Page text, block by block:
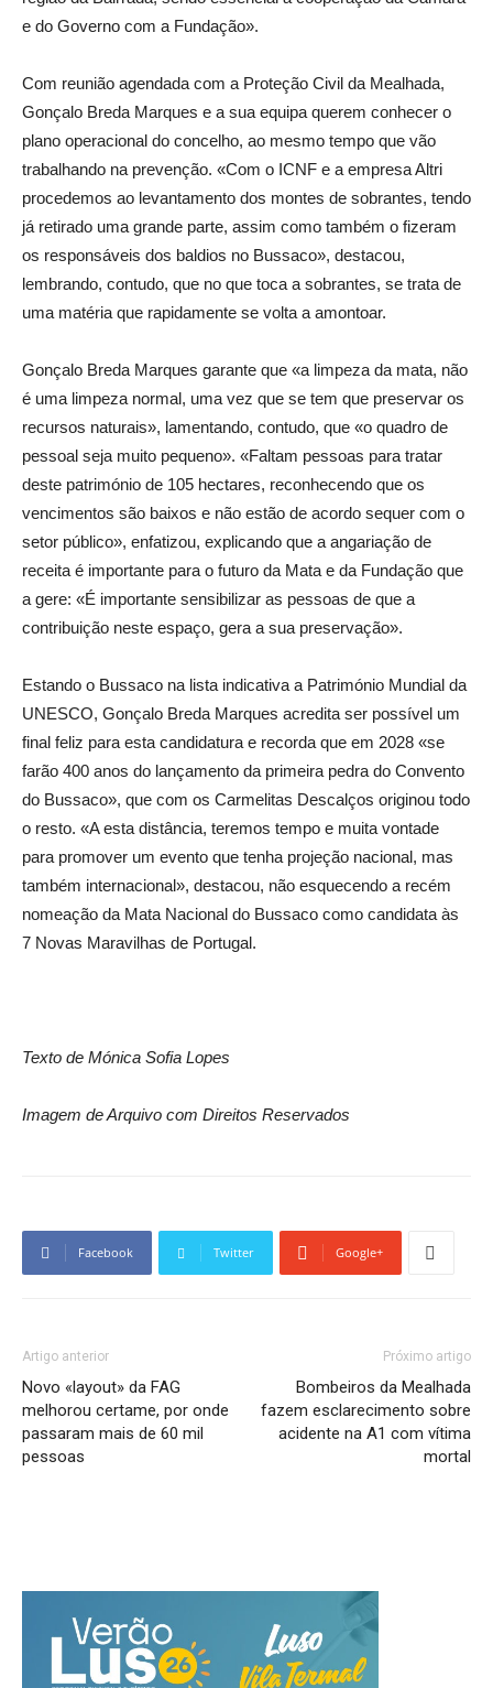
e do Governo com a Fundação».
Com reunião agendada com a Proteção Civil da Mealhada,
Gonçalo Breda Marques e a sua equipa querem conhecer o
plano operacional do concelho, ao mesmo tempo que vão
trabalhando na prevenção. «Com o ICNF e a empresa Altri
procedemos ao levantamento dos montes de sobrantes, tendo
já retirado uma grande parte, assim como também o fizeram
os responsáveis dos baldios no Bussaco», destacou,
lembrando, contudo, que no que toca a sobrantes, se trata de
uma matéria que rapidamente se volta a amontoar.
Gonçalo Breda Marques garante que «a limpeza da mata, não
é uma limpeza normal, uma vez que se tem que preservar os
recursos naturais», lamentando, contudo, que «o quadro de
pessoal seja muito pequeno». «Faltam pessoas para tratar
deste património de 105 hectares, reconhecendo que os
vencimentos são baixos e não estão de acordo sequer com o
setor público», enfatizou, explicando que a angariação de
receita é importante para o futuro da Mata e da Fundação que
a gere: «É importante sensibilizar as pessoas de que a
contribuição neste espaço, gera a sua preservação».
Estando o Bussaco na lista indicativa a Património Mundial da
UNESCO, Gonçalo Breda Marques acredita ser possível um
final feliz para esta candidatura e recorda que em 2028 «se
farão 400 anos do lançamento da primeira pedra do Convento
do Bussaco», que com os Carmelitas Descalços originou todo
o resto. «A esta distância, teremos tempo e muita vontade
para promover um evento que tenha projeção nacional, mas
também internacional», destacou, não esquecendo a recém
nomeação da Mata Nacional do Bussaco como candidata às
7 Novas Maravilhas de Portugal.
Texto de Mónica Sofia Lopes
Imagem de Arquivo com Direitos Reservados
Facebook Twitter Google+
Artigo anterior
Novo «layout» da FAG
melhorou certame, por onde
passaram mais de 60 mil
pessoas
Próximo artigo
Bombeiros da Mealhada
fazem esclarecimento sobre
acidente na A1 com vítima
mortal